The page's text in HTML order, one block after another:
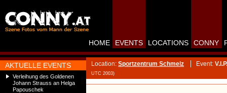
AKTUELLE EVENTS
Verleihung des Goldenen
Johann Strauss an Helga
Papouschek
HOME EVENTS LOCATIONS CONNY
Location: Sportzentrum Schmelz Event:
UTC 2003)